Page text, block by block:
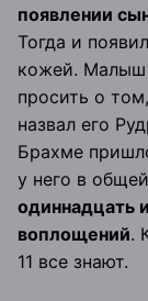
появлении
Тогда и
кожей. Малыш
просить о
назвал его
Брахме
у него в
одиннадцать
воплощений.
11 все знают.